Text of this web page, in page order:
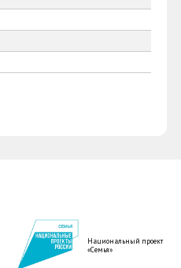
Национальный проект
«Семья»